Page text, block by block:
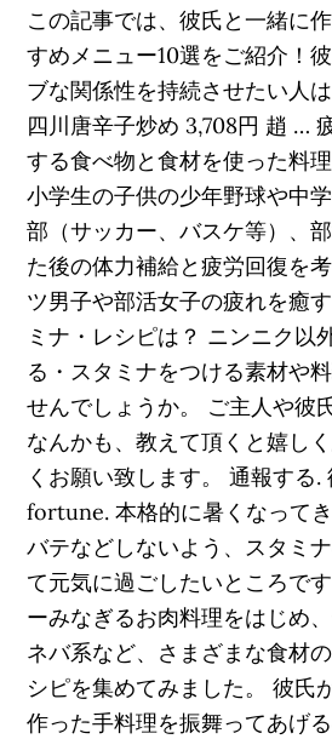
この記事では、彼氏と一緒に
すめメニュー10選をご紹介！
ブな関係性を持続させたい人
四川唐辛子炒め 3,708円 趙 …
する食べ物と食材を使った料
小学生の子供の少年野球や中
部（サッカー、バスケ等）、
た後の体力補給と疲労回復を
ツ男子や部活女子の疲れを癒
ミナ・レシピは？ ニンニク以
る・スタミナをつける素材や
せんでしょうか。 ご主人や彼
なんかも、教えて頂くと嬉し
くお願い致します。 通報する.
fortune. 本格的に暑くなって
バテなどしないよう、スタミ
て元気に過ごしたいところで
ーみなぎるお肉料理をはじめ
ネバ系など、さまざまな食材
シピを集めてみました。 彼氏
作った手料理を振舞ってあげ